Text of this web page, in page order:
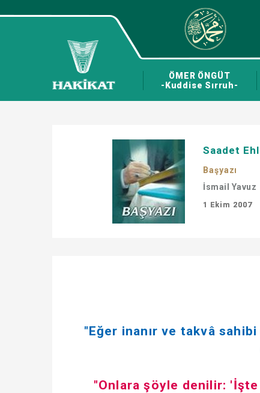
ÖMER ÖNGÜT
-Kuddise Sırruh-
Saadet
Başyazı
İsmail Yavuz
1 Ekim 2007
"Eğer inanır ve takvâ
"Onlara şöyle denilir: